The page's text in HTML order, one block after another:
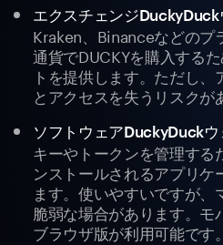
エクスチェンジDuckyDuck
Kraken、Binanceなどのプ
通貨でDUCKYを購入する
トを提供します。ただし
とアクセスを失うリスクが
ソフトウェアDuckyDuckウ
キーやトークンを管理する
ンストールされるアプリ
ます。使いやすいですが
脆弱な場合があります。モ
ブラウザ版が利用可能です。